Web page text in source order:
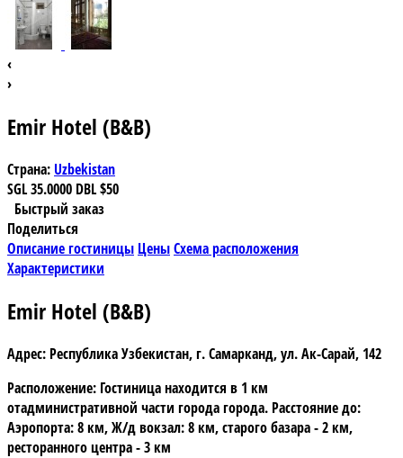
‹
›
Emir Hotel (B&B)
Страна: Uzbekistan
SGL35.0000 DBL$50
Быстрый заказ
Поделиться
Описание гостиницы ЦеныСхема расположения
Характеристики
Emir Hotel (B&B)
Адрес: Республика Узбекистан, г. Самарканд, ул. Ак-Сарай, 142
Расположение: Гостиница находится в 1 км
отадминистративной части города города. Расстояние до:
Аэропорта: 8 км, Ж/д вокзал: 8 км, старого базара - 2 км,
ресторанного центра - 3 км